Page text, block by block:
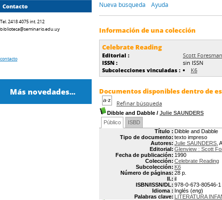
Nueva búsqueda Ayuda
Información de una colección
Celebrate Reading
Editorial :
Scott Foresman
ISSN :
sin ISSN
Subcolecciones vinculadas :
K6
Documentos disponibles dentro de
Refinar búsqueda
Dibble and Dabble / Julie SAUNDERS
Público
ISBD
Título : Dibble and Dabble
Tipo de documento: texto impreso
Autores: Julie SAUNDERS ,
Editorial: Glenview : Scott
Fecha de publicación: 1990
Colección: Celebrate Reading
Subcolección: K6
Número de páginas: 28 p.
Il.: il
ISBN/ISSN/DL: 978-0-673-80546-1
Idioma : Inglés (eng)
Palabras clave: LITERATURA
Contacto
Tel. 2418 4075 int. 212
biblioteca@seminario.edu.uy
contacto
Más novedades...